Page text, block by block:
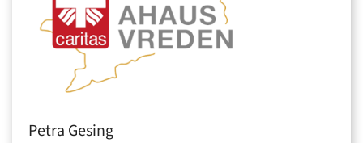
Petra Gesing